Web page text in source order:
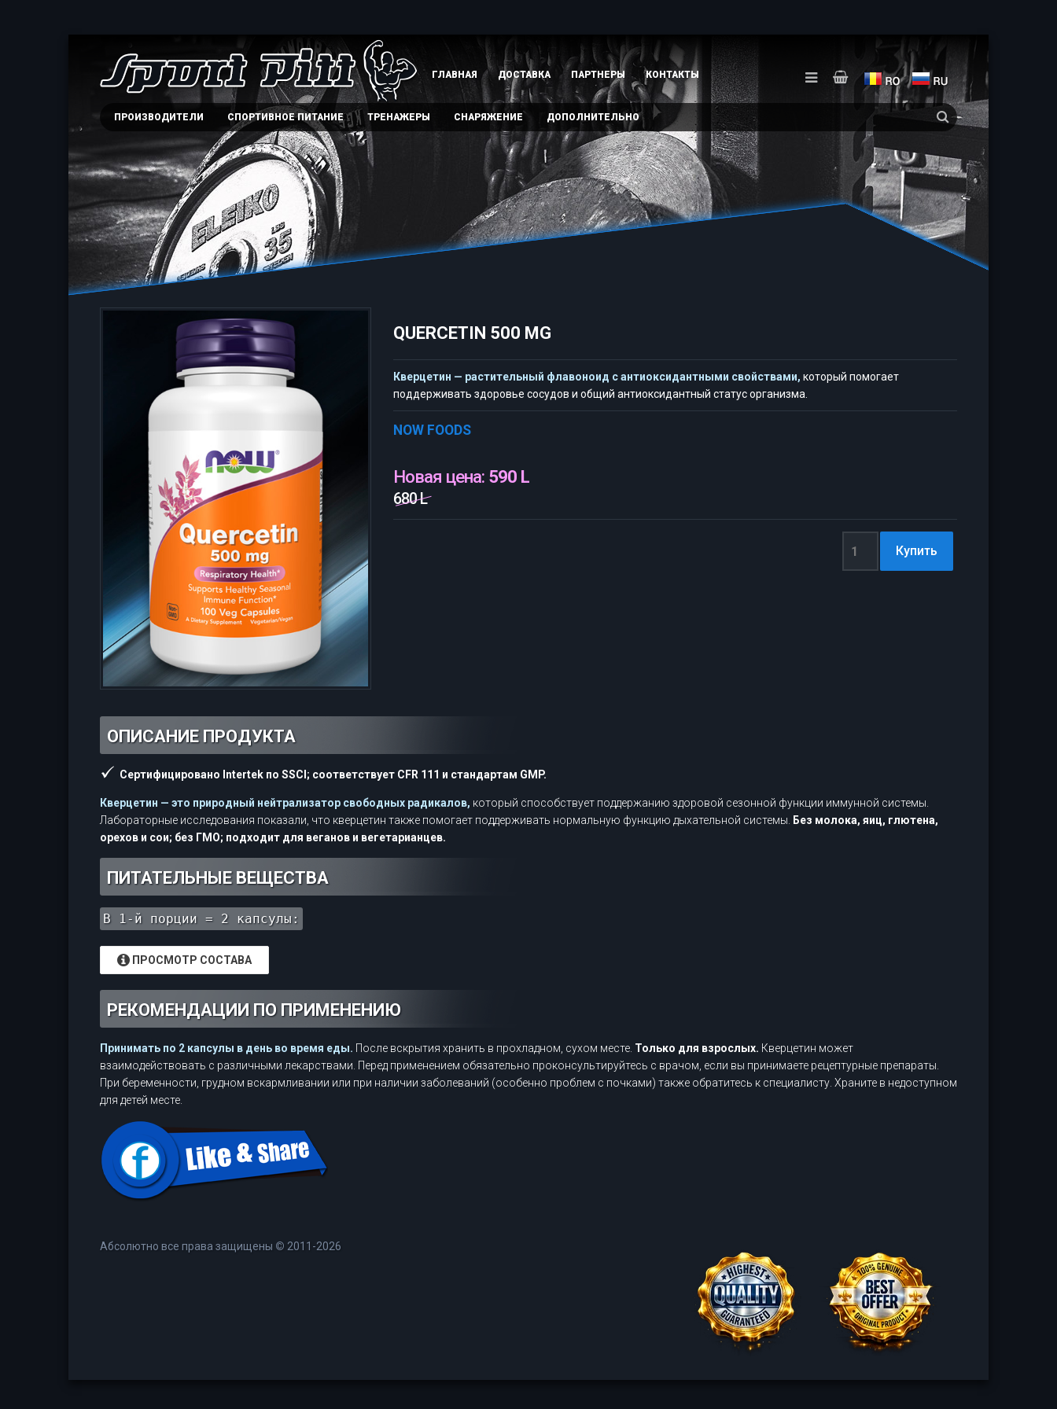
ГЛАВНАЯ ДОСТАВКА ПАРТНЕРЫ КОНТАКТЫ
ПРОИЗВОДИТЕЛИ СПОРТИВНОЕ ПИТАНИЕ ТРЕНАЖЕРЫ СНАРЯЖЕНИЕ ДОПОЛНИТЕЛЬНО
QUERCETIN 500 MG
Кверцетин — растительный флавоноид с антиоксидантными свойствами, который помогает
поддерживать здоровье сосудов и общий антиоксидантный статус организма.
NOW FOODS
Новая цена: 590 L
680 L
ОПИСАНИЕ ПРОДУКТА
Сертифицировано Intertek по SSCI; соответствует CFR 111 и стандартам GMP.
Кверцетин — это природный нейтрализатор свободных радикалов, который способствует поддержанию здоровой сезонной функции иммунной системы.
Лабораторные исследования показали, что кверцетин также помогает поддерживать нормальную функцию дыхательной системы.
Без молока, яиц, глютена,
орехов и сои; без ГМО; подходит для веганов и вегетарианцев.
ПИТАТЕЛЬНЫЕ ВЕЩЕСТВА
В 1-й порции = 2 капсулы:
ПРОСМОТР СОСТАВА
РЕКОМЕНДАЦИИ ПО ПРИМЕНЕНИЮ
Принимать по 2 капсулы в день во время еды. После вскрытия хранить в прохладном, сухом месте. Только для взрослых. Кверцетин может
взаимодействовать с различными лекарствами. Перед применением обязательно проконсультируйтесь с врачом, если вы принимаете рецептурные препараты.
При беременности, грудном вскармливании или при наличии заболеваний (особенно проблем с почками) также обратитесь к специалисту. Храните в недоступном
для детей месте.
Абсолютно все права защищены © 2011-2026